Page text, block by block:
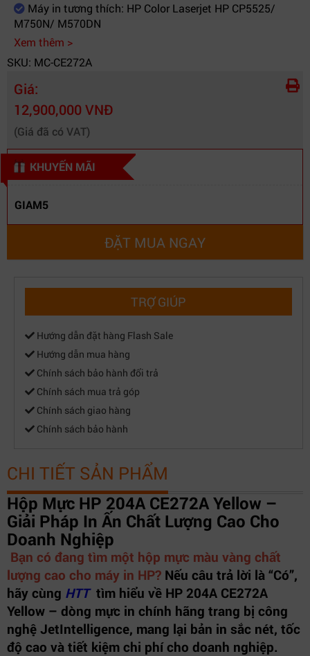
Máy in tương thích: HP Color Laserjet HP CP5525/
M750N/ M570DN
Xem thêm >
SKU: MC-CE272A
Giá:
12,900,000 VNĐ
(Giá đã có VAT)
KHUYẾN MÃI
GIAM5
ĐẶT MUA NGAY
TRỢ GIÚP
Hướng dẫn đặt hàng Flash Sale
Hướng dẫn mua hàng
Chính sách bảo hành đổi trả
Chính sách mua trả góp
Chính sách giao hàng
Chính sách bảo hành
CHI TIẾT SẢN PHẨM
Hộp Mực HP 204A CE272A Yellow –
Giải Pháp In Ấn Chất Lượng Cao Cho
Doanh Nghiệp
Bạn có đang tìm một hộp mực màu vàng chất
lượng cao cho máy in HP? Nếu câu trả lời là “Có”,
hãy cùng HTT tìm hiểu về HP 204A CE272A
Yellow – dòng mực in chính hãng trang bị công
nghệ JetIntelligence, mang lại bản in sắc nét, tốc
độ cao và tiết kiệm chi phí cho doanh nghiệp.